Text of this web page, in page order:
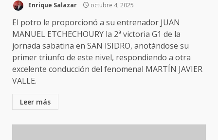
Enrique Salazar octubre 4, 2025
El potro le proporcionó a su entrenador JUAN
MANUEL ETCHECHOURY la 2ª victoria G1 de la
jornada sabatina en SAN ISIDRO, anotándose su
primer triunfo de este nivel, respondiendo a otra
excelente conducción del fenomenal MARTÍN JAVIER
VALLE.
Leer más